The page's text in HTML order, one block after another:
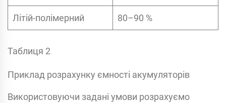
Літій-полімерний 80–90 %
Таблиця 2
Приклад розрахунку ємності акумуляторів
Використовуючи задані умови розрахуємо